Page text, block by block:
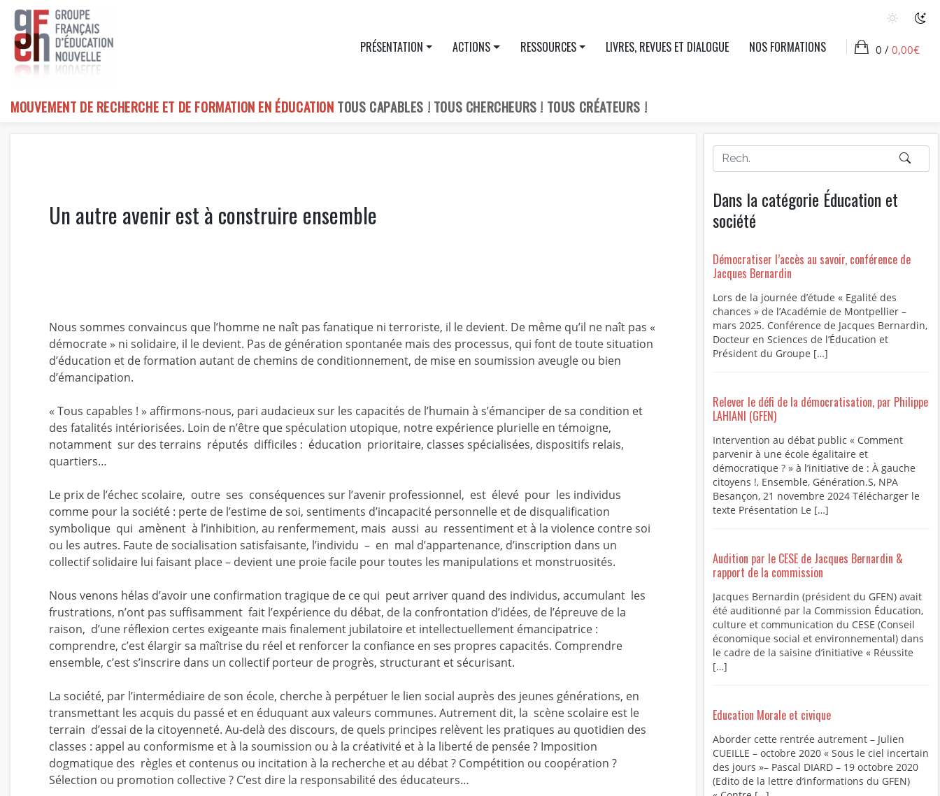
Skip
content
MOUVEMENT DE RECHERCHE ET DE FORMATION EN ÉDUCATION TOUS CAPABLES ! TOUS CHERCHEURS ! TOUS CRÉATEURS !
PRÉSENTATION ACTIONS RESSOURCES LIVRES, REVUES ET DIALOGUE NOS FORMATIONS 0 / 0,00€
Un autre avenir est à construire ensemble
Nous sommes convaincus que l’homme ne naît pas fanatique ni terroriste, il le devient. De même qu’il ne naît pas «
démocrate » ni solidaire, il le devient. Pas de génération spontanée mais des processus, qui font de toute situation
d’éducation et de formation autant de chemins de conditionnement, de mise en soumission aveugle ou bien
d’émancipation.
« Tous capables ! » affirmons-nous, pari audacieux sur les capacités de l’humain à s’émanciper de sa condition et
des fatalités intériorisées. Loin de n’être que spéculation utopique, notre expérience plurielle en témoigne,
notamment sur des terrains réputés difficiles : éducation prioritaire, classes spécialisées, dispositifs relais,
quartiers…
Le prix de l’échec scolaire, outre ses conséquences sur l’avenir professionnel, est élevé pour les individus
comme pour la société : perte de l’estime de soi, sentiments d’incapacité personnelle et de disqualification
symbolique qui amènent à l’inhibition, au renfermement, mais aussi au ressentiment et à la violence contre soi
ou les autres. Faute de socialisation satisfaisante, l’individu – en mal d’appartenance, d’inscription dans un
collectif solidaire lui faisant place – devient une proie facile pour toutes les manipulations et monstruosités.
Nous venons hélas d’avoir une confirmation tragique de ce qui peut arriver quand des individus, accumulant les
frustrations, n’ont pas suffisamment fait l’expérience du débat, de la confrontation d’idées, de l’épreuve de la
raison, d’une réflexion certes exigeante mais finalement jubilatoire et intellectuellement émancipatrice :
comprendre, c’est élargir sa maîtrise du réel et renforcer la confiance en ses propres capacités. Comprendre
ensemble, c’est s’inscrire dans un collectif porteur de progrès, structurant et sécurisant.
La société, par l’intermédiaire de son école, cherche à perpétuer le lien social auprès des jeunes générations, en
transmettant les acquis du passé et en éduquant aux valeurs communes. Autrement dit, la scène scolaire est le
terrain d’essai de la citoyenneté. Au-delà des discours, de quels principes relèvent les pratiques au quotidien des
classes : appel au conformisme et à la soumission ou à la créativité et à la liberté de pensée ? Imposition
dogmatique des règles et contenus ou incitation à la recherche et au débat ? Compétition ou coopération ?
Sélection ou promotion collective ? C’est dire la responsabilité des éducateurs…
Dans la catégorie Éducation et
société
Démocratiser l’accès au savoir, conférence de
Jacques Bernardin
Lors de la journée d’étude « Egalité des
chances » de l’Académie de Montpellier –
mars 2025. Conférence de Jacques Bernardin,
Docteur en Sciences de l’Éducation et
Président du Groupe […]
Relever le défi de la démocratisation, par Philippe
LAHIANI (GFEN)
Intervention au débat public « Comment
parvenir à une école égalitaire et
démocratique ? » à l’initiative de : À gauche
citoyens !, Ensemble, Génération.S, NPA
Besançon, 21 novembre 2024 Télécharger le
texte Présentation Le […]
Audition par le CESE de Jacques Bernardin &
rapport de la commission
Jacques Bernardin (président du GFEN) avait
été auditionné par la Commission Éducation,
culture et communication du CESE (Conseil
économique social et environnemental) dans
le cadre de la saisine d’initiative « Réussite
[…]
Education Morale et civique
Aborder cette rentrée autrement – Julien
CUEILLE – octobre 2020 « Sous le ciel incertain
des jours »– Pascal DIARD – 19 octobre 2020
(Edito de la lettre d’informations du GFEN)